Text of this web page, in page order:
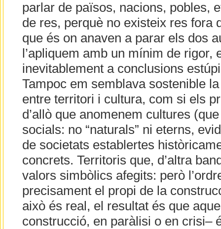
parlar de països, nacions, pobles,
de res, perquè no existeix res fora
que és on anaven a parar els dos
l’apliquem amb un mínim de rigor,
inevitablement a conclusions
Tampoc em semblava sostenible
entre territori i cultura, com si els
d’allò que anomenem cultures
socials: no “naturals” ni eterns,
de societats establertes
concrets. Territoris que, d’altra
valors simbòlics afegits: però
precisament el propi de la
això és real, el resultat és que
construcció, en paràlisi o en crisi–